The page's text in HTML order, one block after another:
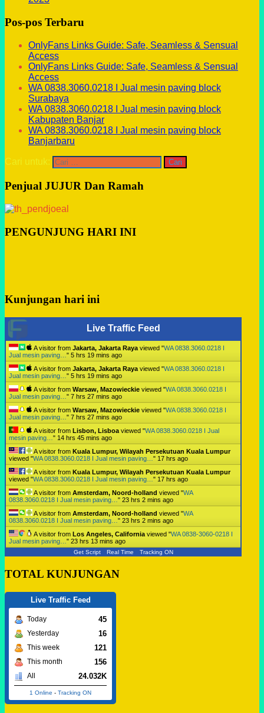
Pos-pos Terbaru
OnlyFans Links Guide: Safe, Seamless & Sensual
Access
OnlyFans Links Guide: Safe, Seamless & Sensual
Access
WA 0838.3060.0218 I Jual mesin paving block
Surabaya
WA 0838.3060.0218 I Jual mesin paving block
Kabupaten Banjar
WA 0838.3060.0218 I Jual mesin paving block
Banjarbaru
Cari untuk:
Penjual JUJUR Dan Ramah
PENGUNJUNG HARI INI
Kunjungan hari ini
Live Traffic Feed
A visitor from Jakarta, Jakarta Raya viewed "WA 0838.3060.0218 I
Jual mesin paving… " 5 hrs 19 mins ago
A visitor from Jakarta, Jakarta Raya viewed "WA 0838.3060.0218 I
Jual mesin paving… " 5 hrs 19 mins ago
A visitor from Warsaw, Mazowieckie viewed "WA 0838.3060.0218 I
Jual mesin paving… " 7 hrs 27 mins ago
A visitor from Warsaw, Mazowieckie viewed "WA 0838.3060.0218 I
Jual mesin paving… " 7 hrs 27 mins ago
A visitor from Lisbon, Lisboa viewed "WA 0838.3060.0218 I Jual
mesin paving… " 14 hrs 45 mins ago
A visitor from Kuala Lumpur, Wilayah Persekutuan Kuala Lumpur
viewed "WA 0838.3060.0218 I Jual mesin paving… " 17 hrs ago
A visitor from Kuala Lumpur, Wilayah Persekutuan Kuala Lumpur
viewed "WA 0838.3060.0218 I Jual mesin paving… " 17 hrs ago
A visitor from Amsterdam, Noord-holland viewed "WA
0838.3060.0218 I Jual mesin paving… " 23 hrs 2 mins ago
A visitor from Amsterdam, Noord-holland viewed "WA
0838.3060.0218 I Jual mesin paving… " 23 hrs 2 mins ago
A visitor from Los Angeles, California viewed "WA 0838-3060-0218 I
Jual mesin paving… " 23 hrs 13 mins ago
Get Script Real Time Tracking ON
TOTAL KUNJUNGAN
Live Traffic Feed
Today 45
Yesterday 16
This week 121
This month 156
All 24.032K
1 Online - Tracking ON